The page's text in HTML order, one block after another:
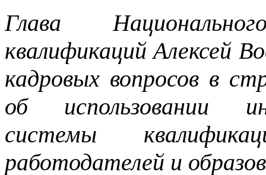
Глава
квалификаций Алексей
кадровых вопросов в
об использовании
системы
работодателей и